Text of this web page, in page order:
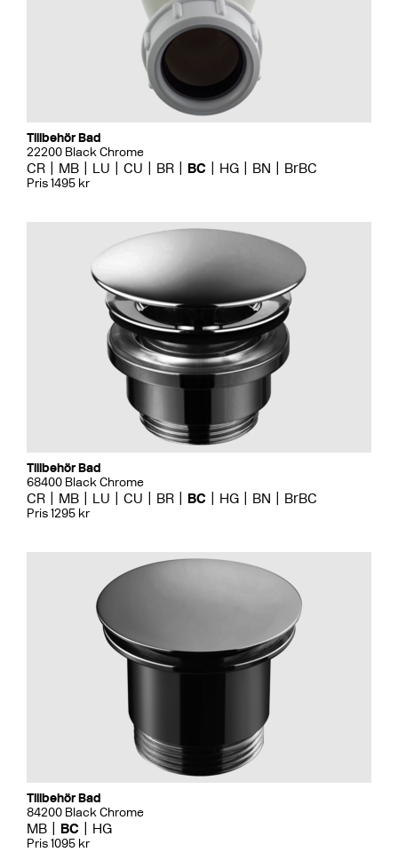
Tillbehör Bad
22200 Black Chrome
CR MB LU CU BR BC HG BN BrBC
Pris 1495 kr
Tillbehör Bad
68400 Black Chrome
CR MB LU CU BR BC HG BN BrBC
Pris 1295 kr
Tillbehör Bad
84200 Black Chrome
MB BC HG
Pris 1095 kr